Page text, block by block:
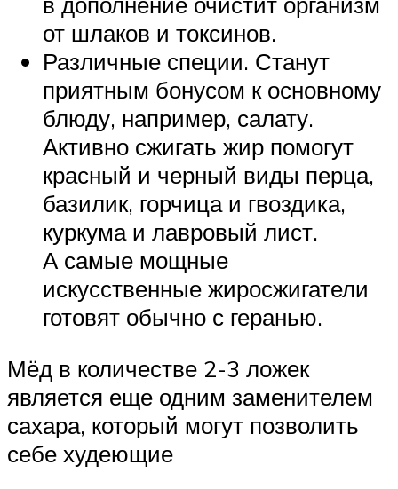
от шлаков и токсинов.
Различные специи. Станут
приятным бонусом к основному
блюду, например, салату.
Активно сжигать жир помогут
красный и черный виды перца,
базилик, горчица и гвоздика,
куркума и лавровый лист.
А самые мощные
искусственные жиросжигатели
готовят обычно с геранью.
Мёд в количестве 2-3 ложек
является еще одним заменителем
сахара, который могут позволить
себе худеющие